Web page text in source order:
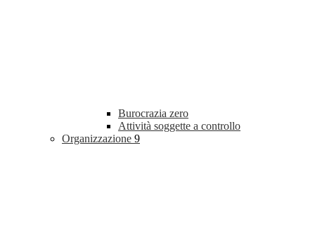
Burocrazia zero
Attività soggette a controllo
Organizzazione 9